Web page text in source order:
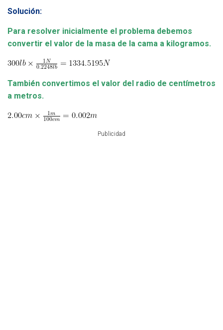
Solución:
Para resolver inicialmente el problema debemos
convertir el valor de la masa de la cama a kilogramos.
También convertimos el valor del radio de centímetros
a metros.
Publicidad